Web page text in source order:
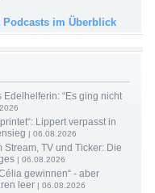
im Überblick
Edelhelferin: “Es ging nicht
Lippert verpasst in
| 06.08.2026
Stream, TV und Ticker: Die
| 06.08.2026
gewinnen“ - aber
leer | 06.08.2026